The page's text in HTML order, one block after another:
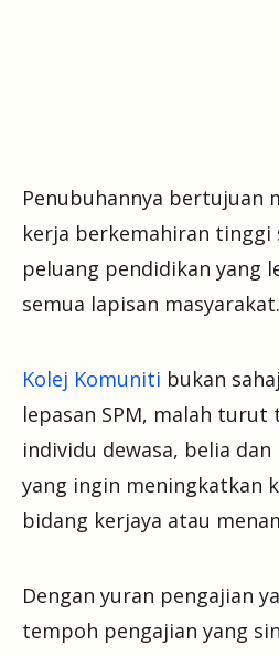
Penubuhannya bertujuan
kerja berkemahiran
peluang pendidikan yang
semua lapisan masyarakat.
Kolej Komuniti bukan
lepasan SPM, malah turut
individu dewasa, belia
yang ingin meningkatkan
bidang kerjaya atau
Dengan yuran pengajian
tempoh pengajian yang